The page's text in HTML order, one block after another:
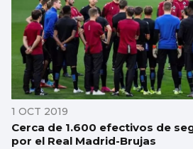
1 OCT 2019
Cerca de 1.600 efectivos de
por el Real Madrid-Brujas